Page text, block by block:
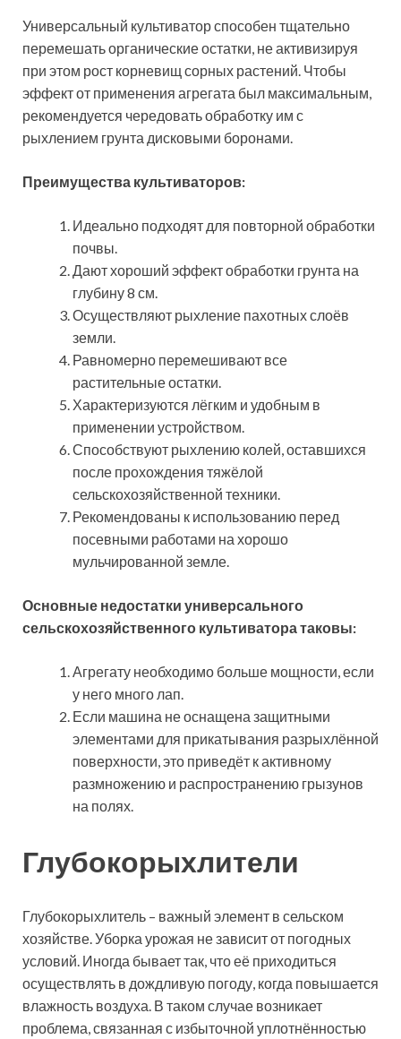
Универсальный культиватор способен тщательно
перемешать органические остатки, не активизируя
при этом рост корневищ сорных растений. Чтобы
эффект от применения агрегата был максимальным,
рекомендуется чередовать обработку им с
рыхлением грунта дисковыми боронами.
Преимущества культиваторов:
Идеально подходят для повторной обработки
почвы.
Дают хороший эффект обработки грунта на
глубину 8 см.
Осуществляют рыхление пахотных слоёв
земли.
Равномерно перемешивают все
растительные остатки.
Характеризуются лёгким и удобным в
применении устройством.
Способствуют рыхлению колей, оставшихся
после прохождения тяжёлой
сельскохозяйственной техники.
Рекомендованы к использованию перед
посевными работами на хорошо
мульчированной земле.
Основные недостатки универсального
сельскохозяйственного культиватора таковы:
Агрегату необходимо больше мощности, если
у него много лап.
Если машина не оснащена защитными
элементами для прикатывания разрыхлённой
поверхности, это приведёт к активному
размножению и распространению грызунов
на полях.
Глубокорыхлители
Глубокорыхлитель – важный элемент в сельском
хозяйстве. Уборка урожая не зависит от погодных
условий. Иногда бывает так, что её приходиться
осуществлять в дождливую погоду, когда повышается
влажность воздуха. В таком случае возникает
проблема, связанная с избыточной уплотнённостью